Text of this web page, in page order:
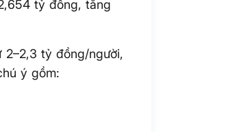
tỷ đồng, tăng
2–2,3 tỷ đồng/người,
ý gồm: